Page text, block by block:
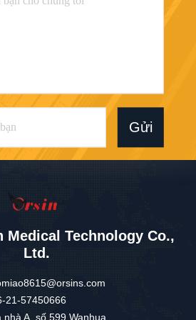
Gửi
Medical Technology Co.,
Ltd.
21-57450666
nhà A, số 599 Wanhua